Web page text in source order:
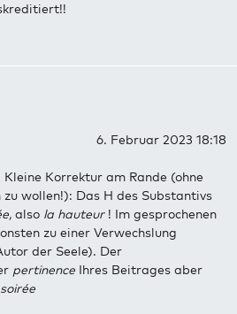
6. Februar 2023 18:18
Kleine Korrektur am Rande (ohne
wollen!): Das H des Substantivs
also la hauteur ! Im gesprochenen
zu einer Verwechslung
der Seele). Der
pertinence Ihres Beitrages aber